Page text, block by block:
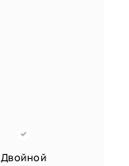
Двойной